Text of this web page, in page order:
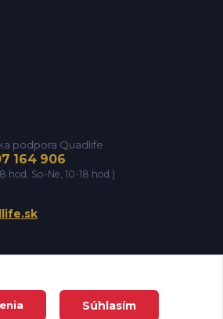
podpora Quadlife
164 906
hod. So-Ne, 10-18 hod.)
Súhlasím